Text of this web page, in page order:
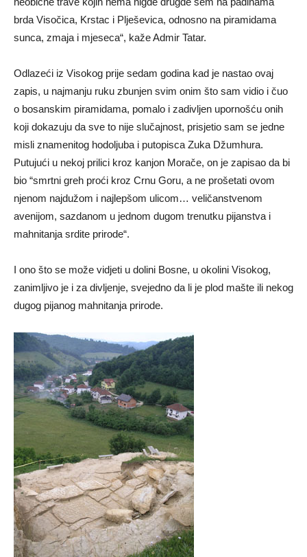
brda Visočica, Krstac i Plješevica, odnosno na piramidama
sunca, zmaja i mjeseca“, kaže Admir Tatar.
Odlazeći iz Visokog prije sedam godina kad je nastao ovaj
zapis, u najmanju ruku zbunjen svim onim što sam vidio i čuo
o bosanskim piramidama, pomalo i zadivljen upornošću onih
koji dokazuju da sve to nije slučajnost, prisjetio sam se jedne
misli znamenitog hodoljuba i putopisca Zuka Džumhura.
Putujući u nekoj prilici kroz kanjon Morače, on je zapisao da bi
bio “smrtni greh proći kroz Crnu Goru, a ne prošetati ovom
njenom najdužom i najlepšom ulicom… veličanstvenom
avenijom, sazdanom u jednom dugom trenutku pijanstva i
mahnitanja srdite prirode“.
I ono što se može vidjeti u dolini Bosne, u okolini Visokog,
zanimljivo je i za divljenje, svejedno da li je plod mašte ili nekog
dugog pijanog mahnitanja prirode.